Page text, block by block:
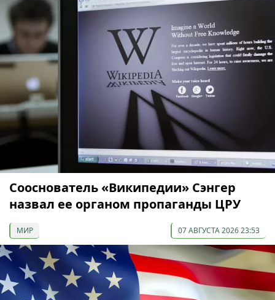
Сооснователь «Википедии» Сэнгер
назвал ее органом пропаганды ЦРУ
МИР 07 АВГУСТА 2026 23:53